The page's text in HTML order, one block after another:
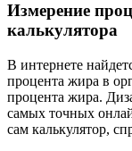
Измерение
калькулятора
В интернете
процента жира в
процента жира.
самых точных
сам калькулятор,